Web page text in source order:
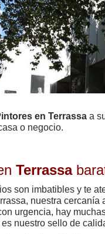
en Terrassa a
o negocio.
Terrassa
son imbatibles y te
nuestra
urgencia, hay
nuestro sello de